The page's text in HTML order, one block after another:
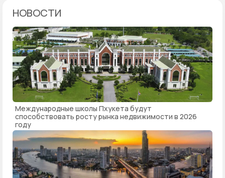
НОВОСТИ
Международные школы Пхукета будут
способствовать росту рынка недвижимости в 2026
году